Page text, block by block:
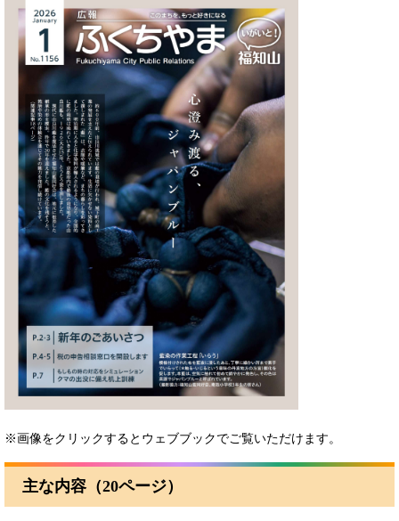
※画像をクリックするとウェブブックでご覧いただけます。
主な内容（20ページ）